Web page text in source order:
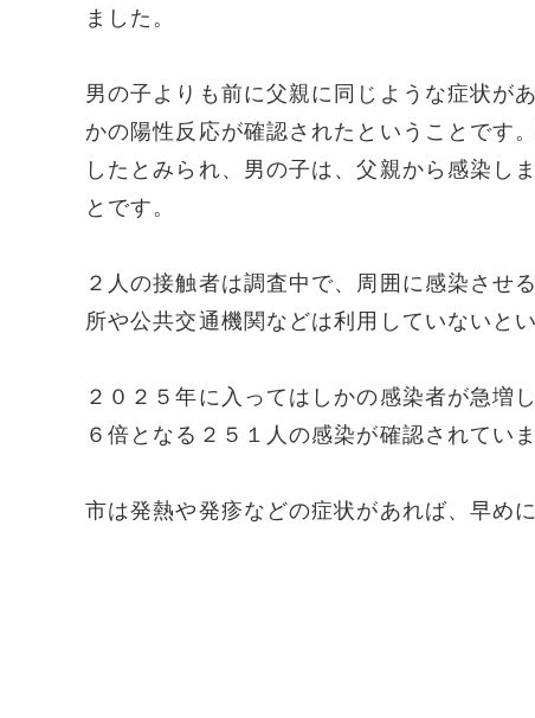
ました。
男の子よりも前に父親に同じような症状が
かの陽性反応が確認されたということです
したとみられ、男の子は、父親から感染し
とです。
２人の接触者は調査中で、周囲に感染させ
所や公共交通機関などは利用していないと
２０２５年に入ってはしかの感染者が急増
６倍となる２５１人の感染が確認されていま
市は発熱や発疹などの症状があれば、早め